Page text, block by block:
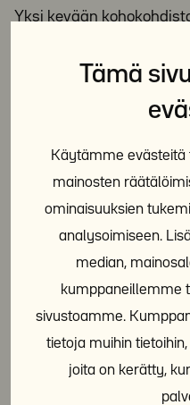
Tämä
Käytämme
mainosten
ominaisuuksien
analysoimiseen.
median,
kumppaneillemme
sivustoamme.
tietoja muihin
joita on kerätty,
Yksi kevään
Helsinkiin
seminaarin
Y-Säätiö halusi
kansainvälistä
asunnottomuuden
Puhujat tutkijoista
saman näkemyksen:
vaatii yhteiskunnallisia
Kansainvälisestä